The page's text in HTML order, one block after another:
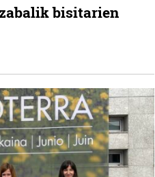
bisitarien